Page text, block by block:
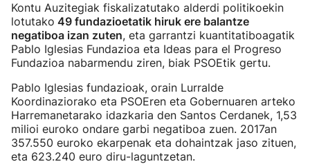
Kontu Auzitegiak fiskalizatutako alderdi politikoekin
lotutako 49 fundazioetatik hiruk ere balantze
negatiboa izan zuten, eta garrantzi kuantitatiboagatik
Pablo Iglesias Fundazioa eta Ideas para el Progreso
Fundazioa nabarmendu ziren, biak PSOEtik gertu.
Pablo Iglesias fundazioak, orain Lurralde
Koordinaziorako eta PSOEren eta Gobernuaren arteko
Harremanetarako idazkaria den Santos Cerdanek, 1,53
milioi euroko ondare garbi negatiboa zuen. 2017an
357.550 euroko ekarpenak eta dohaintzak jaso zituen,
eta 623.240 euro diru-laguntzetan.